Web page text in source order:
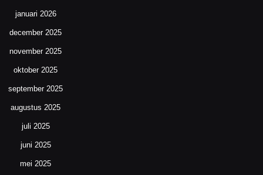
januari 2026
december 2025
november 2025
oktober 2025
september 2025
augustus 2025
juli 2025
juni 2025
mei 2025